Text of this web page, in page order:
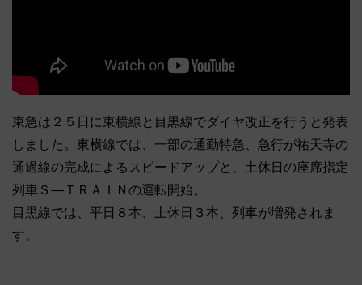
東急は２５日に東横線と目黒線でダイヤ改正を行うと発表
しました。東横線では、一部の通勤特急、急行が祐天寺の
通過線の完成によるスピードアップと、土休日の座席指定
列車Ｓ―ＴＲＡＩＮの運転開始。
目黒線では、平日８本、土休日３本、列車が増発されま
す。